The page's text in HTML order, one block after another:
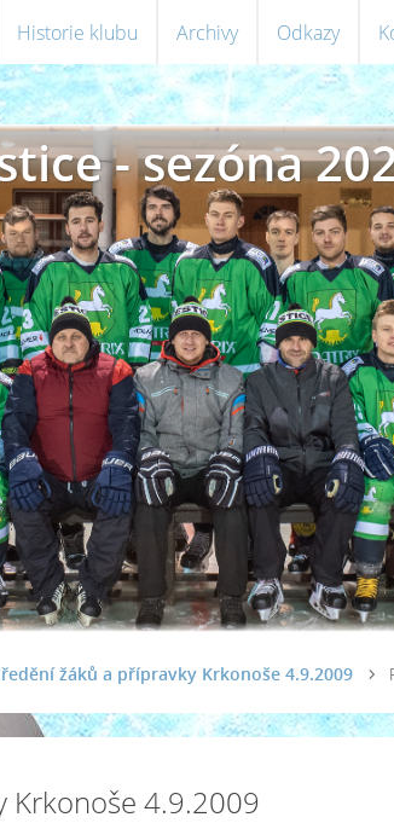
Historie klubu Archivy Odkazy
- sezóna
žáků a přípravky Krkonoše 4.9.2009
Krkonoše 4.9.2009